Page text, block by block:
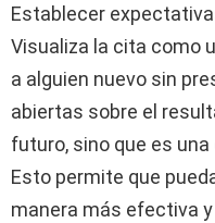
Establecer
Visualiza la cita como
a alguien nuevo sin
abiertas sobre el
futuro, sino que es
Esto permite que
manera más efectiva